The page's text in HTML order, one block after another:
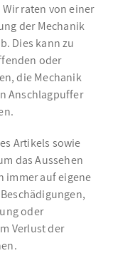
raten von einer
der Mechanik
Dies kann zu
oder
die Mechanik
Anschlagpuffer
Artikels sowie
das Aussehen
immer auf eigene
oder
Verlust der